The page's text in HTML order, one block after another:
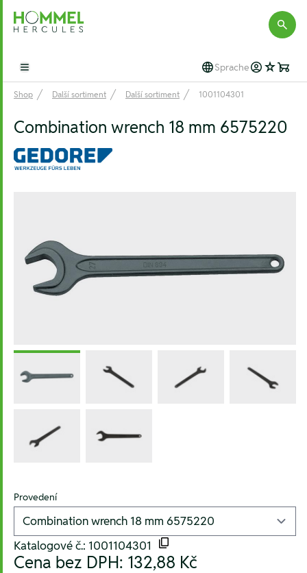
Hommel Hercules
Open main menu Sprache
Shop Další sortiment Další sortiment 1001104301
Combination wrench 18 mm 6575220
Provedení
Katalogové č.: 1001104301
Cena bez DPH: 132,88 Kč